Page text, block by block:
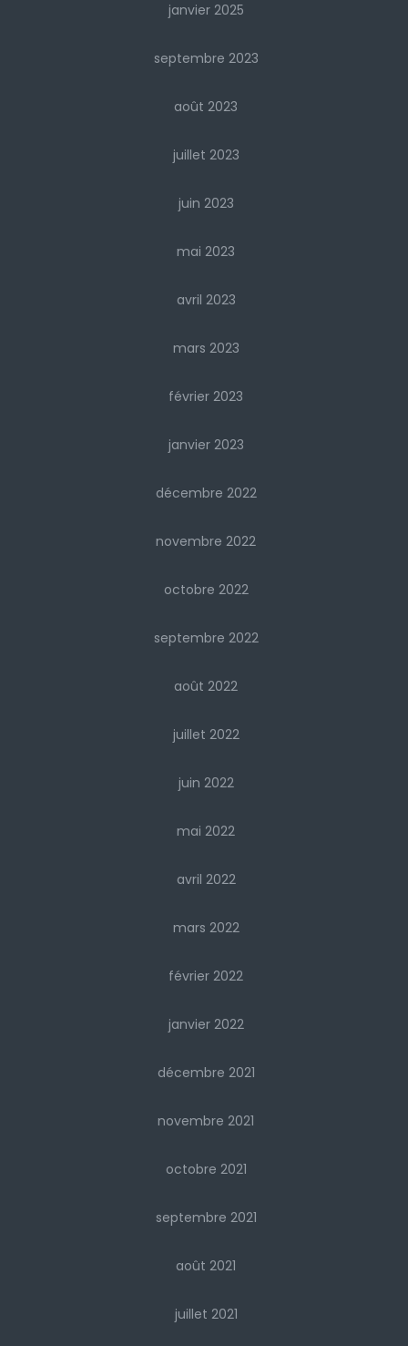
janvier 2025
septembre 2023
août 2023
juillet 2023
juin 2023
mai 2023
avril 2023
mars 2023
février 2023
janvier 2023
décembre 2022
novembre 2022
octobre 2022
septembre 2022
août 2022
juillet 2022
juin 2022
mai 2022
avril 2022
mars 2022
février 2022
janvier 2022
décembre 2021
novembre 2021
octobre 2021
septembre 2021
août 2021
juillet 2021